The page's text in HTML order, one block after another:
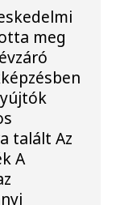
meg
talált Az
A